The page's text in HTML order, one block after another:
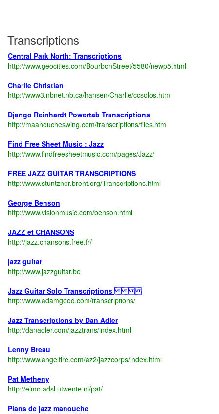
Transcriptions
Central Park North: Transcriptions
http://www.geocities.com/BourbonStreet/5580/newp5.html
Charlie Christian
http://www3.nbnet.nb.ca/hansen/Charlie/ccsolos.htm
Django Reinhardt Powertab Transcriptions
http://maanoucheswing.com/transcriptions/files.htm
Find Free Sheet Music : Jazz
http://www.findfreesheetmusic.com/pages/Jazz/
FREE JAZZ GUITAR TRANSCRIPTIONS
http://www.stuntzner.brent.org/Transcriptions.html
George Benson
http://www.visionmusic.com/benson.html
JAZZ et CHANSONS
http://jazz.chansons.free.fr/
jazz guitar
http://www.jazzguitar.be
Jazz Guitar Solo Transcriptions
http://www.adamgood.com/transcriptions/
Jazz Transcriptions by Dan Adler
http://danadler.com/jazztrans/index.html
Lenny Breau
http://www.angelfire.com/az2/jazzcorps/index.html
Pat Metheny
http://elmo.adsl.utwente.nl/pat/
Plans de jazz manouche